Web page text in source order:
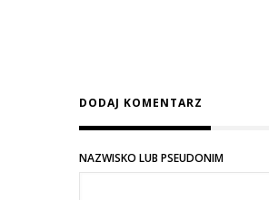
odpowiedzi
na
Akcja
DODAJ KOMENTARZ
NAZWISKO LUB PSEUDONIM